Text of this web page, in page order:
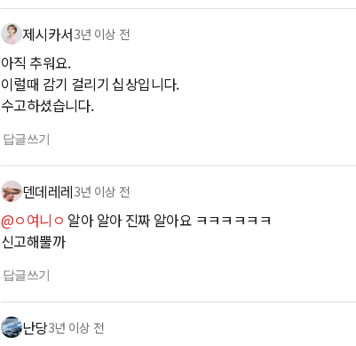
제시카서3년 이상 전
아직 추워요.
이럴때 감기 걸리기 십상입니다.
수고하셨습니다.
답글쓰기
덴데레레3년 이상 전
@ㅇ여니ㅇ 알아 알아 진짜 알아요 ㅋㅋㅋㅋㅋㅋ
신고해뿔까
답글쓰기
난당3년 이상 전